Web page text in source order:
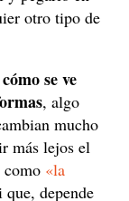
otro tipo de
cómo se ve
, algo
mucho
más lejos el
como «la
que, depende